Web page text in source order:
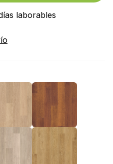
laborables